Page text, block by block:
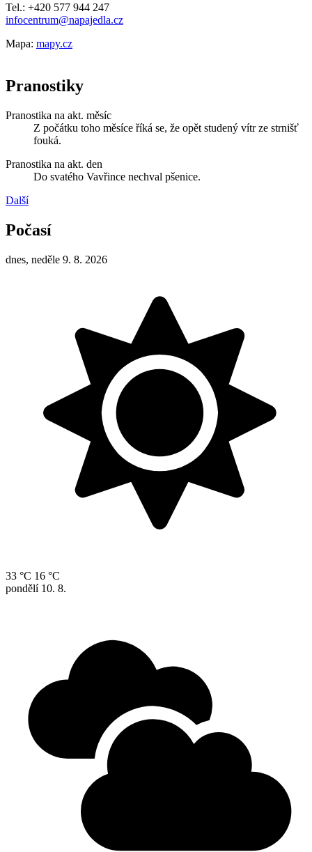
Tel.: +420 577 944 247
infocentrum@napajedla.cz
Mapa: mapy.cz
Pranostiky
Pranostika na akt. měsíc
Z počátku toho měsíce říká se, že opět studený vítr ze strnišť
fouká.
Pranostika na akt. den
Do svatého Vavřince nechval pšenice.
Další
Počasí
dnes, neděle 9. 8. 2026
33 °C 16 °C
pondělí 10. 8.